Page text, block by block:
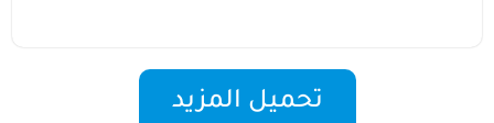
تحميل المزيد